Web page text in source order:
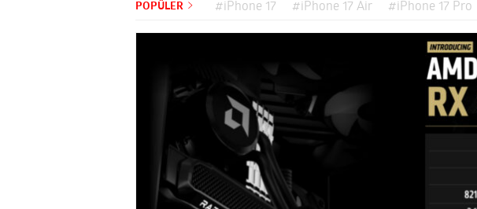
POPÜLER #iPhone 17 #iPhone 17 Air #iPhone 17 Pro